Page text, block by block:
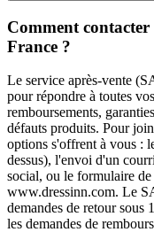
Comment contacter
France ?
Le service après-vente
pour répondre à toutes
remboursements,
défauts produits. Pour
options s'offrent à vous :
dessus), l'envoi d'un
social, ou le formulaire
www.dressinn.com. Le
demandes de retour sous
les demandes de